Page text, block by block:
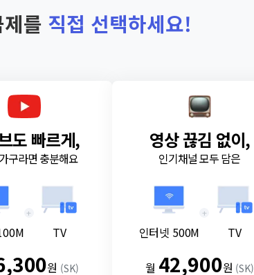
를 직접 선택하세요!
도 빠르게,
구라면 충분해요
+
TV
원 (SK)
영상 끊김 없이,
인기채널 모두 담은
인터넷 500M
+
TV
월 42,900원 (SK)